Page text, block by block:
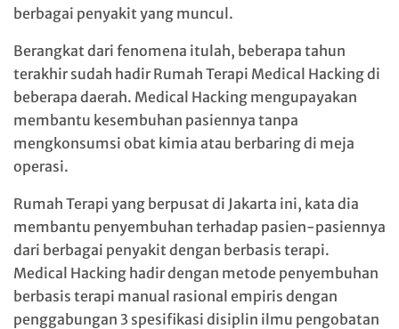
berbagai penyakit yang muncul.
Berangkat dari fenomena itulah, beberapa tahun
terakhir sudah hadir Rumah Terapi Medical Hacking di
beberapa daerah. Medical Hacking mengupayakan
membantu kesembuhan pasiennya tanpa
mengkonsumsi obat kimia atau berbaring di meja
operasi.
Rumah Terapi yang berpusat di Jakarta ini, kata dia
membantu penyembuhan terhadap pasien-pasiennya
dari berbagai penyakit dengan berbasis terapi.
Medical Hacking hadir dengan metode penyembuhan
berbasis terapi manual rasional empiris dengan
penggabungan 3 spesifikasi disiplin ilmu pengobatan